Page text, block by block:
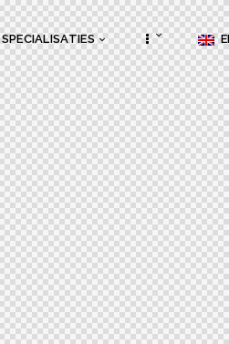
SPECIALISATIES